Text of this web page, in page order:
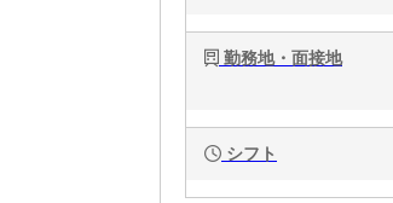
勤務地・面接地
シフト